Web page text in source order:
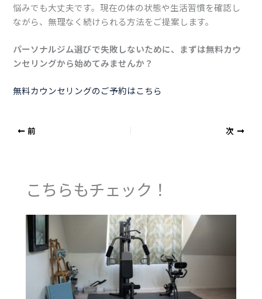
悩みでも大丈夫です。現在の体の状態や生活習慣を確認し
ながら、無理なく続けられる方法をご提案します。
パーソナルジム選びで失敗しないために、まずは無料カウ
ンセリングから始めてみませんか？
無料カウンセリングのご予約はこちら
前 次
こちらもチェック！